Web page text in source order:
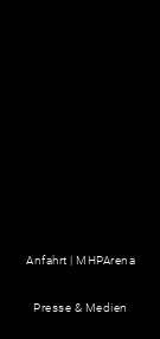
Anfahrt | MHPArena
Presse & Medien